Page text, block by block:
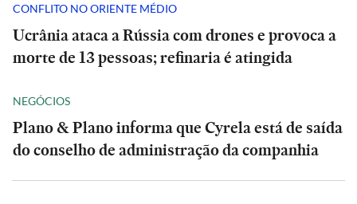
CONFLITO NO ORIENTE MÉDIO
Ucrânia ataca a Rússia com drones e provoca a
morte de 13 pessoas; refinaria é atingida
NEGÓCIOS
Plano & Plano informa que Cyrela está de saída
do conselho de administração da companhia